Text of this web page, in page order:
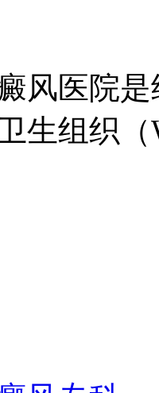
风医院
生组织（